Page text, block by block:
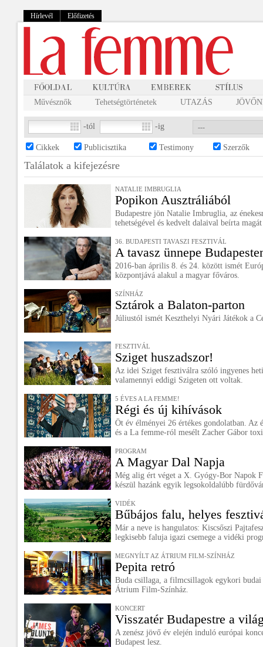
Hírlevél Előfizetés
Művésznők Tehetségtörténetek UTAZÁS
-tól -ig
Cikkek Publicisztika Testimony Szerzők
Találatok a kifejezésre
NATALIE IMBRUGLIA
Popikon Ausztráliából
Budapestre jön Natalie Imbruglia, az
tehetségével és kedvelt dalaival beírta
36. BUDAPESTI TAVASZI FESZTIVÁL
A tavasz ünnepe
2016-ban április 8. és 24. között ismét
központjává alakul a magyar főváros.
SZÍNHÁZ
Sztárok a Balaton-parton
Júliustól ismét Keszthelyi Nyári Játékok a
FESZTIVÁL
Sziget huszadszor!
Az idei Sziget fesztiválra szóló ingyenes
valamennyi eddigi Szigeten ott voltak.
5 ÉVES A LA FEMME!
Régi és új kihívások
Öt év élményei 26 értékes gondolatban. Az
és a La femme-ról mesélt Zacher Gábor
PROGRAM
A Magyar Dal Napja
Még alig ért véget a X. Gyógy-Bor Napok
készül hazánk egyik legsokoldalúbb
VIDÉK
Bűbájos falu, helyes
Már a neve is hangulatos: Kiscsőszi
legkisebb faluja igazi csemege a vidéki
MEGNYÍLT AZ ÁTRIUM FILM-SZÍNHÁZ
Pepita retró
Buda csillaga, a filmcsillagok egykori
Átrium Film-Színház.
KONCERT
Visszatér Budapestre a
A zenész jövő év elején induló európai
Budapest lesz.